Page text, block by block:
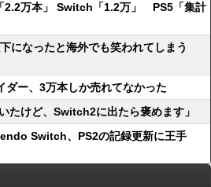
2.2万本」 Switch「1.2万」 PS5「集計
になったと海外でも笑われてしまう
ダー、3万本しか売れてなかった
たけど、Switch2に出たら褒めます」
Switch、PS2の記録更新に王手